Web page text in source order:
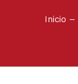
Inicio –